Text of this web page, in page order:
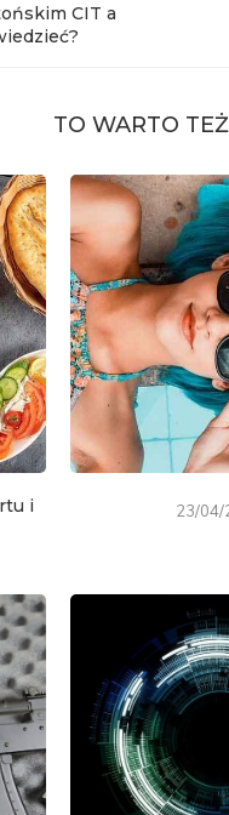
CIT a
TO WARTO
i
23/04/